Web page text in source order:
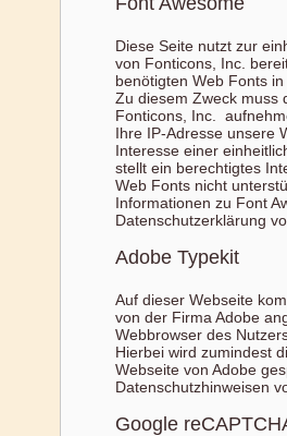
Diese Seite nutzt zur
von Fonticons, Inc.
benötigten Web Fonts
Zu diesem Zweck muss
Fonticons, Inc.
Ihre IP-Adresse unsere
Interesse einer
stellt ein berechtigtes
Web Fonts nicht
Informationen zu Font
Datenschutzerklärung
Adobe Typekit
Auf dieser Webseite
von der Firma Adobe
Webbrowser des
Hierbei wird zumindest
Webseite von Adobe
Datenschutzhinweisen
Google